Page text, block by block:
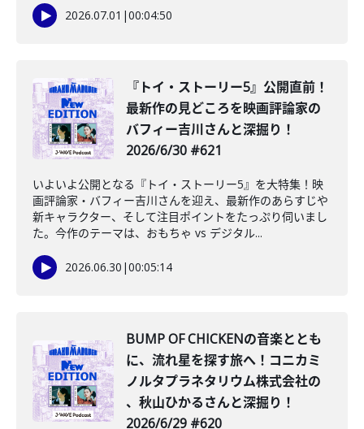
2026.07.01 |00:04:50
『トイ・ストーリー5』公開直前！
最新作の見どころを映画評論家の
バフィー吉川さんと深掘り！
2026/6/30 #621
いよいよ公開となる『トイ・ストーリー5』を大特集！映
画評論家・バフィー吉川さんを迎え、最新作のあらすじや
新キャラクター、そして注目ポイントをたっぷり伺いまし
た。今作のテーマは、おもちゃ vs デジタル...
2026.06.30 |00:05:14
BUMP OF CHICKENの音楽ととも
に、流れ星を探す旅へ！コニカミ
ノルタプラネタリウム株式会社の
、秋山ひかるさんと深掘り！
2026/6/29 #620